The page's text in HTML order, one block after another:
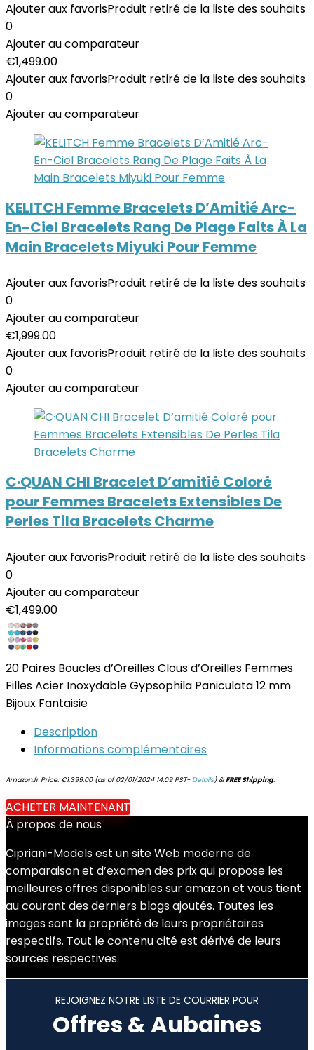
Ajouter aux favorisProduit retiré de la liste des souhaits
0
Ajouter au comparateur
€1,499.00
Ajouter aux favorisProduit retiré de la liste des souhaits
0
Ajouter au comparateur
KELITCH Femme Bracelets D’Amitié Arc-
En-Ciel Bracelets Rang De Plage Faits À La
Main Bracelets Miyuki Pour Femme
Ajouter aux favorisProduit retiré de la liste des souhaits
0
Ajouter au comparateur
€1,999.00
Ajouter aux favorisProduit retiré de la liste des souhaits
0
Ajouter au comparateur
C·QUAN CHI Bracelet D’amitié Coloré
pour Femmes Bracelets Extensibles De
Perles Tila Bracelets Charme
Ajouter aux favorisProduit retiré de la liste des souhaits
0
Ajouter au comparateur
€1,499.00
20 Paires Boucles d’Oreilles Clous d’Oreilles Femmes
Filles Acier Inoxydable Gypsophila Paniculata 12 mm
Bijoux Fantaisie
Description
Informations complémentaires
Amazon.fr Price: €1,399.00(as of 02/01/2024 14:09 PST-Details)&FREE Shipping.
ACHETER MAINTENANT
À propos de nous
Cipriani-Models est un site Web moderne de
comparaison et d’examen des prix qui propose les
meilleures offres disponibles sur amazon et vous tient
au courant des derniers blogs ajoutés. Toutes les
images sont la propriété de leurs propriétaires
respectifs. Tout le contenu cité est dérivé de leurs
sources respectives.
REJOIGNEZ NOTRE LISTE DE COURRIER POUR
Offres & Aubaines